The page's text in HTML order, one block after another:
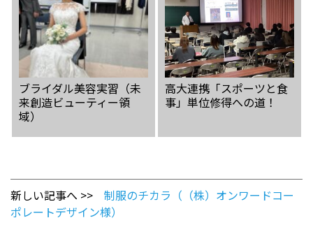
ブライダル美容実習（未
来創造ビューティー領
域）
高大連携「スポーツと食
事」単位修得への道！
新しい記事へ >> 制服のチカラ（（株）オンワードコー
ポレートデザイン様）